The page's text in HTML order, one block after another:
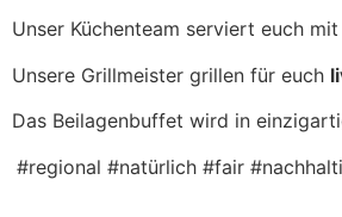
Unser Küchenteam serviert euch
Unsere Grillmeister grillen für euch
Das Beilagenbuffet wird in
#regional #natürlich #fair